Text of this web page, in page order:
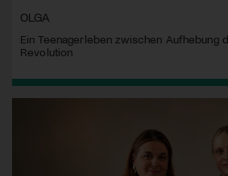
OLGA
Ein Teenagerleben zwischen Aufhebung
Revolution